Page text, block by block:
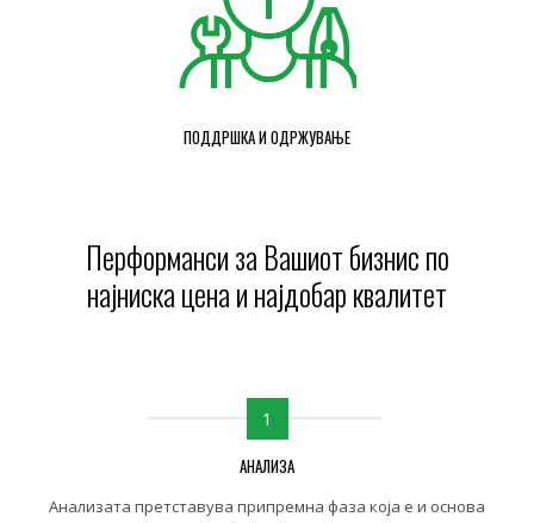
ПОДДРШКА И ОДРЖУВАЊЕ
Перформанси за Вашиот бизнис по
најниска цена и најдобар квалитет
1
АНАЛИЗА
Анализата претставува припремна фаза која е и основа